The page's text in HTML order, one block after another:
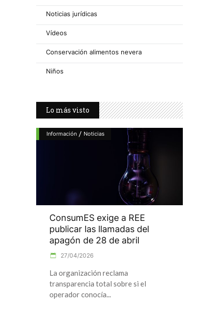
Noticias jurídicas
Vídeos
Conservación alimentos nevera
Niños
Lo más visto
Información / Noticias
ConsumES exige a REE
publicar las llamadas del
apagón de 28 de abril
27/04/2026
La organización reclama
transparencia total sobre si el
operador conocía